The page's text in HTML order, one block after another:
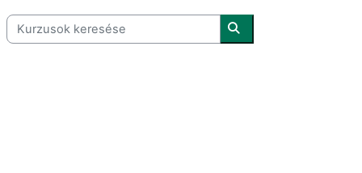
Kurzusok keresése
Kurzusok keresése